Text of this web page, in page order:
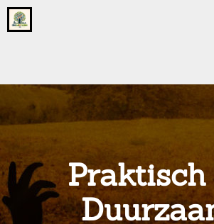
Go
to
onsgrotegezin.nl
Praktisch